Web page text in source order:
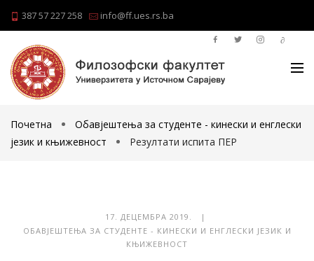
387 57 227 258 info@ff.ues.rs.ba
Почетна
Обавјештења за студенте - кинески и енглески
језик и књижевност
Резултати испита ПЕР
17. ДЕЦЕМБРА 2019. |
ОБАВЈЕШТЕЊА ЗА СТУДЕНТЕ - КИНЕСКИ И ЕНГЛЕСКИ ЈЕЗИК И
КЊИЖЕВНОСТ